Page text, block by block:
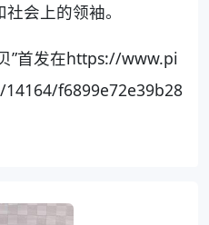
会上的领袖。
”首发在https://www.pi
f6899e72e39b28